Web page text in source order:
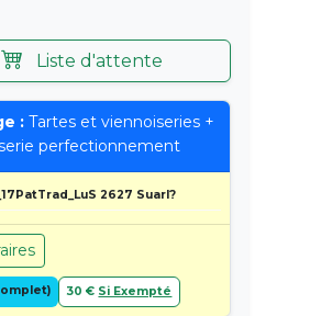
Liste d'attente
: Tartes et viennoiseries +
perfectionnement
2627 Suarl?
30 € Si Exempté